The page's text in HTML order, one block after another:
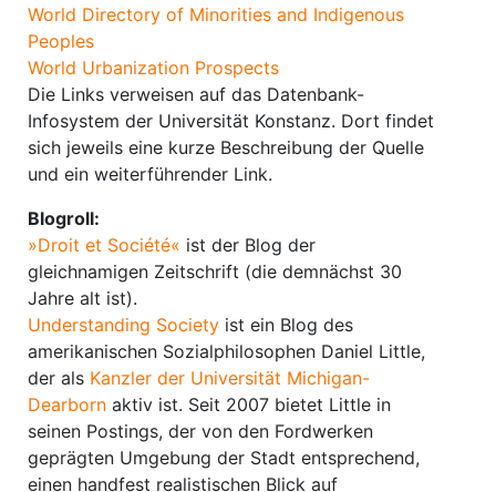
World Directory of Minorities and Indigenous
Peoples
World Urbanization Prospects
Die Links verweisen auf das Datenbank-
Infosystem der Universität Konstanz. Dort findet
sich jeweils eine kurze Beschreibung der Quelle
und ein weiterführender Link.
Blogroll:
»Droit et Société« ist der Blog der
gleichnamigen Zeitschrift (die demnächst 30
Jahre alt ist).
Understanding Society ist ein Blog des
amerikanischen Sozialphilosophen Daniel Little,
der als Kanzler der Universität Michigan-
Dearborn aktiv ist. Seit 2007 bietet Little in
seinen Postings, der von den Fordwerken
geprägten Umgebung der Stadt entsprechend,
einen handfest realistischen Blick auf